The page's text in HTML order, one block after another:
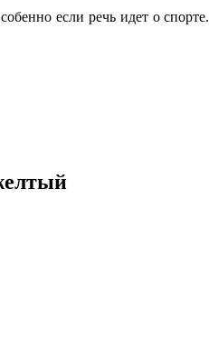
если речь идет о